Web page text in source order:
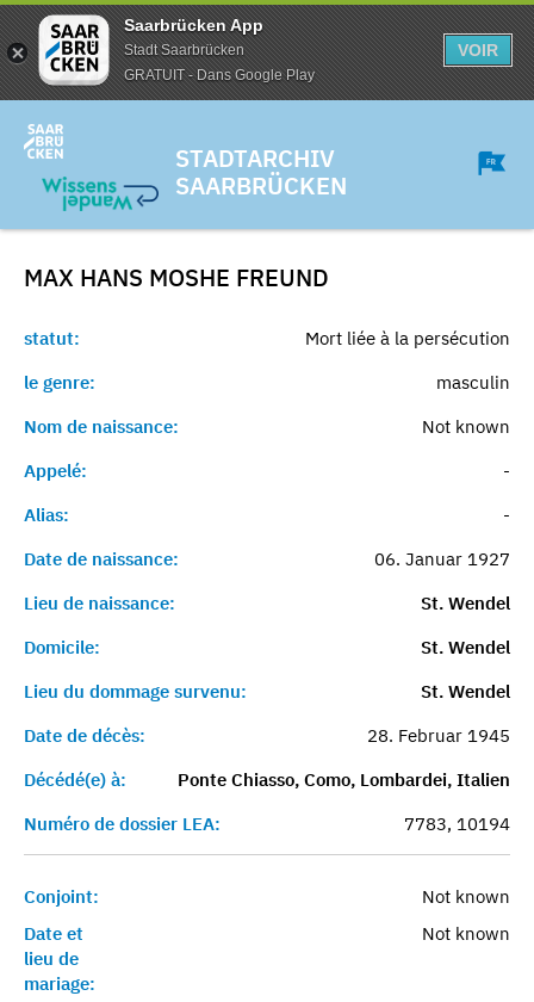
Saarbrücken App
Stadt Saarbrücken
GRATUIT - Dans Google Play
VOIR
STADTARCHIV
SAARBRÜCKEN
MAX HANS MOSHE FREUND
statut:
Mort liée à la persécution
le genre:
masculin
Nom de naissance:
Not known
Appelé:
-
Alias:
-
Date de naissance:
06. Januar 1927
Lieu de naissance:
St. Wendel
Domicile:
St. Wendel
Lieu du dommage survenu:
St. Wendel
Date de décès:
28. Februar 1945
Décédé(e) à:
Ponte Chiasso, Como, Lombardei, Italien
Numéro de dossier LEA:
7783, 10194
Conjoint:
Not known
Date et
lieu de
mariage:
Not known